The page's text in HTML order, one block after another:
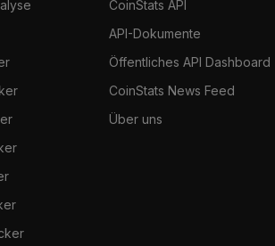
CoinStats API
API-Dokumente
Öffentliches API Dashboard
CoinStats News Feed
Über uns